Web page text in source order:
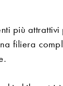
più attrattivi
filiera